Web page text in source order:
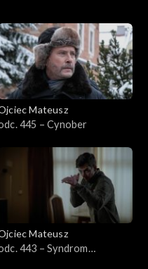
Mateusz
445 – Cynober
Mateusz
443 – Syndrom